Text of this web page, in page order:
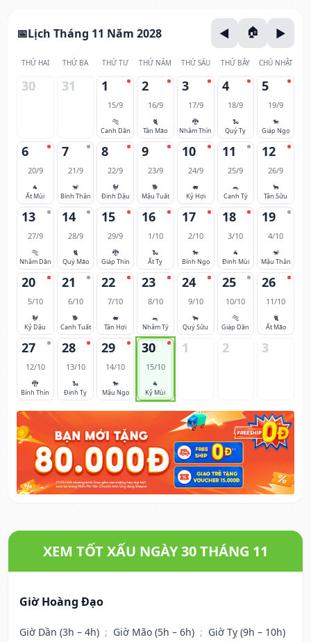
Lịch Tháng 11 Năm 2028
THỨ HAI THỨ BA THỨ TƯ THỨ NĂM THỨ SÁU THỨ BẢY CHỦ NHẬT
30 31 1
15/9
🐅
Canh Dần
2
16/9
🐈
Tân Mão
3
17/9
🐉
Nhâm Thìn
4
18/9
🐍
Quý Tỵ
5
19/9
🐎
Giáp Ngọ
6
20/9
🐐
Ất Mùi
7
21/9
🐒
Bính Thân
8
22/9
🐓
Đinh Dậu
9
23/9
🐕
Mậu Tuất
10
24/9
🐖
Kỷ Hợi
11
25/9
🐀
Canh Tý
12
26/9
🐂
Tân Sửu
13
27/9
🐅
Nhâm Dần
14
28/9
🐈
Quý Mão
15
29/9
🐉
Giáp Thìn
16
1/10
🐍
Ất Tỵ
17
2/10
🐎
Bính Ngọ
18
3/10
🐐
Đinh Mùi
19
4/10
🐒
Mậu Thân
20
5/10
🐓
Kỷ Dậu
21
6/10
🐕
Canh Tuất
22
7/10
🐖
Tân Hợi
23
8/10
🐀
Nhâm Tý
24
9/10
🐂
Quý Sửu
25
10/10
🐅
Giáp Dần
26
11/10
🐈
Ất Mão
27
12/10
🐉
Bính Thìn
28
13/10
🐍
Đinh Tỵ
29
14/10
🐎
Mậu Ngọ
30
15/10
🐐
Kỷ Mùi
1 2 3
XEM TỐT XẤU NGÀY 30 THÁNG 11
Giờ Hoàng Đạo
Giờ Dần (3h – 4h) ; Giờ Mão (5h – 6h) ; Giờ Tỵ (9h – 10h)